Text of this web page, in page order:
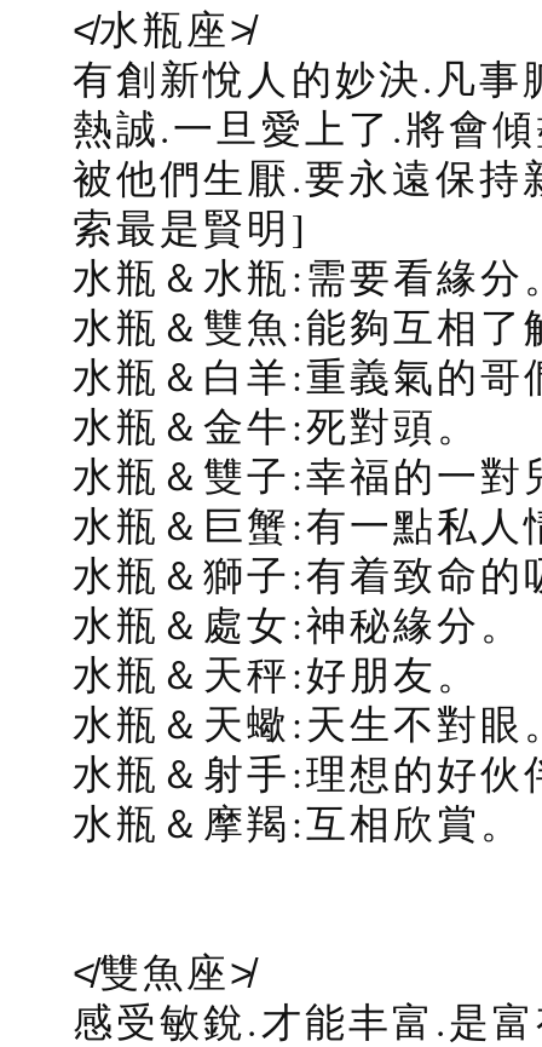
≮水瓶座≯
有創新悅人的妙決.凡
熱誠.一旦愛上了.將會
被他們生厭.要永遠保
索最是賢明]
水瓶＆水瓶:需要看緣分
水瓶＆雙魚:能夠互相了
水瓶＆白羊:重義氣的哥
水瓶＆金牛:死對頭。
水瓶＆雙子:幸福的一對
水瓶＆巨蟹:有一點私人
水瓶＆獅子:有着致命的
水瓶＆處女:神秘緣分。
水瓶＆天秤:好朋友。
水瓶＆天蠍:天生不對眼
水瓶＆射手:理想的好伙
水瓶＆摩羯:互相欣賞。
≮雙魚座≯
感受敏銳.才能丰富.是